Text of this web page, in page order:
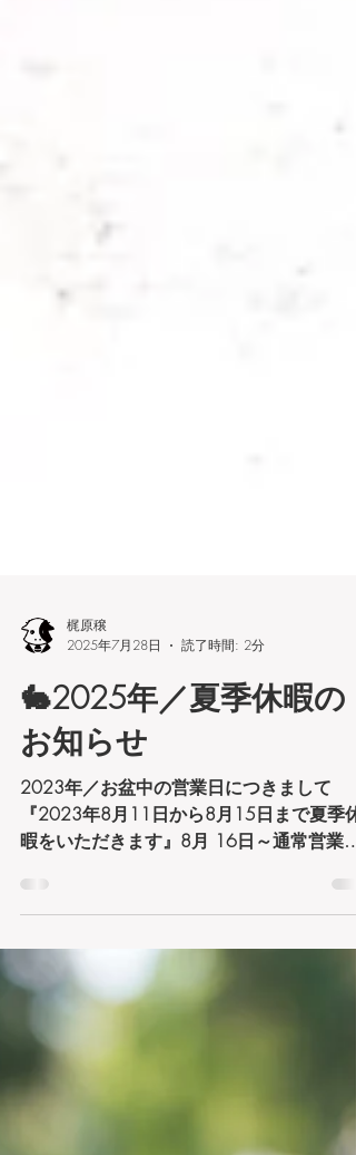
2025年7月28日
読了時間: 2分
🐇2025年／夏季休暇の
お知らせ
2023年／お盆中の営業日につきまして
暇をいただきます』8月 16日～通常営業と
なります。「年に数回の連休をいただきま
(^o^) リフレッシュしてお客様へ最高のサー
ビスを提供出来るように致します♪」